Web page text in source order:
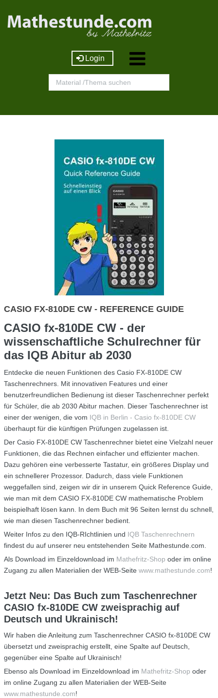
Login
CASIO FX-810DE CW - REFERENCE GUIDE
CASIO fx-810DE CW - der
wissenschaftliche Schulrechner für
das IQB Abitur ab 2030
Entdecke die neuen Funktionen des Casio FX-810DE CW
Taschenrechners. Mit innovativen Features und einer
benutzerfreundlichen Bedienung ist dieser Taschenrechner perfekt
für Schüler, die ab 2030 Abitur machen. Dieser Taschenrechner ist
einer der wenigen, die vom IQB in Berlin - Casio fx-810DE CW
überhaupt für die künftigen Prüfungen zugelassen ist.
Der Casio FX-810DE CW Taschenrechner bietet eine Vielzahl neuer
Funktionen, die das Rechnen einfacher und effizienter machen.
Dazu gehören eine verbesserte Tastatur, ein größeres Display und
ein schnellerer Prozessor. Dadurch, dass viele Funktionen
weggefallen sind, zeigen wir dir in unserem Quick Reference Guide,
wie man mit dem CASIO FX-810DE CW mathematische Problem
beispielhaft lösen kann. In dem Buch mit 96 Seiten lernst du schnell,
wie man diesen Taschenrechner bedient.
Weiter Infos zu den IQB-RIchtlinien und IQB Taschenrechnern
findest du auf unserer neu entstehenden Seite Mathestunde.com.
Als Download im Einzeldownload im Mathefritz-Shop oder im online
Zugang zu allen Materialien der WEB-Seitewww.mathestunde.com!
Jetzt Neu: Das Buch zum Taschenrechner
CASIO fx-810DE CW zweisprachig auf
Deutsch und Ukrainisch!
Wir haben die Anleitung zum Taschenrechner CASIO fx-810DE CW
übersetzt und zweisprachig erstellt, eine Spalte auf Deutsch,
gegenüber eine Spalte auf Ukrainisch!
Ebenso als Download im Einzeldownload im Mathefritz-Shop oder
im online Zugang zu allen Materialien der WEB-Seite
www.mathestunde.com!